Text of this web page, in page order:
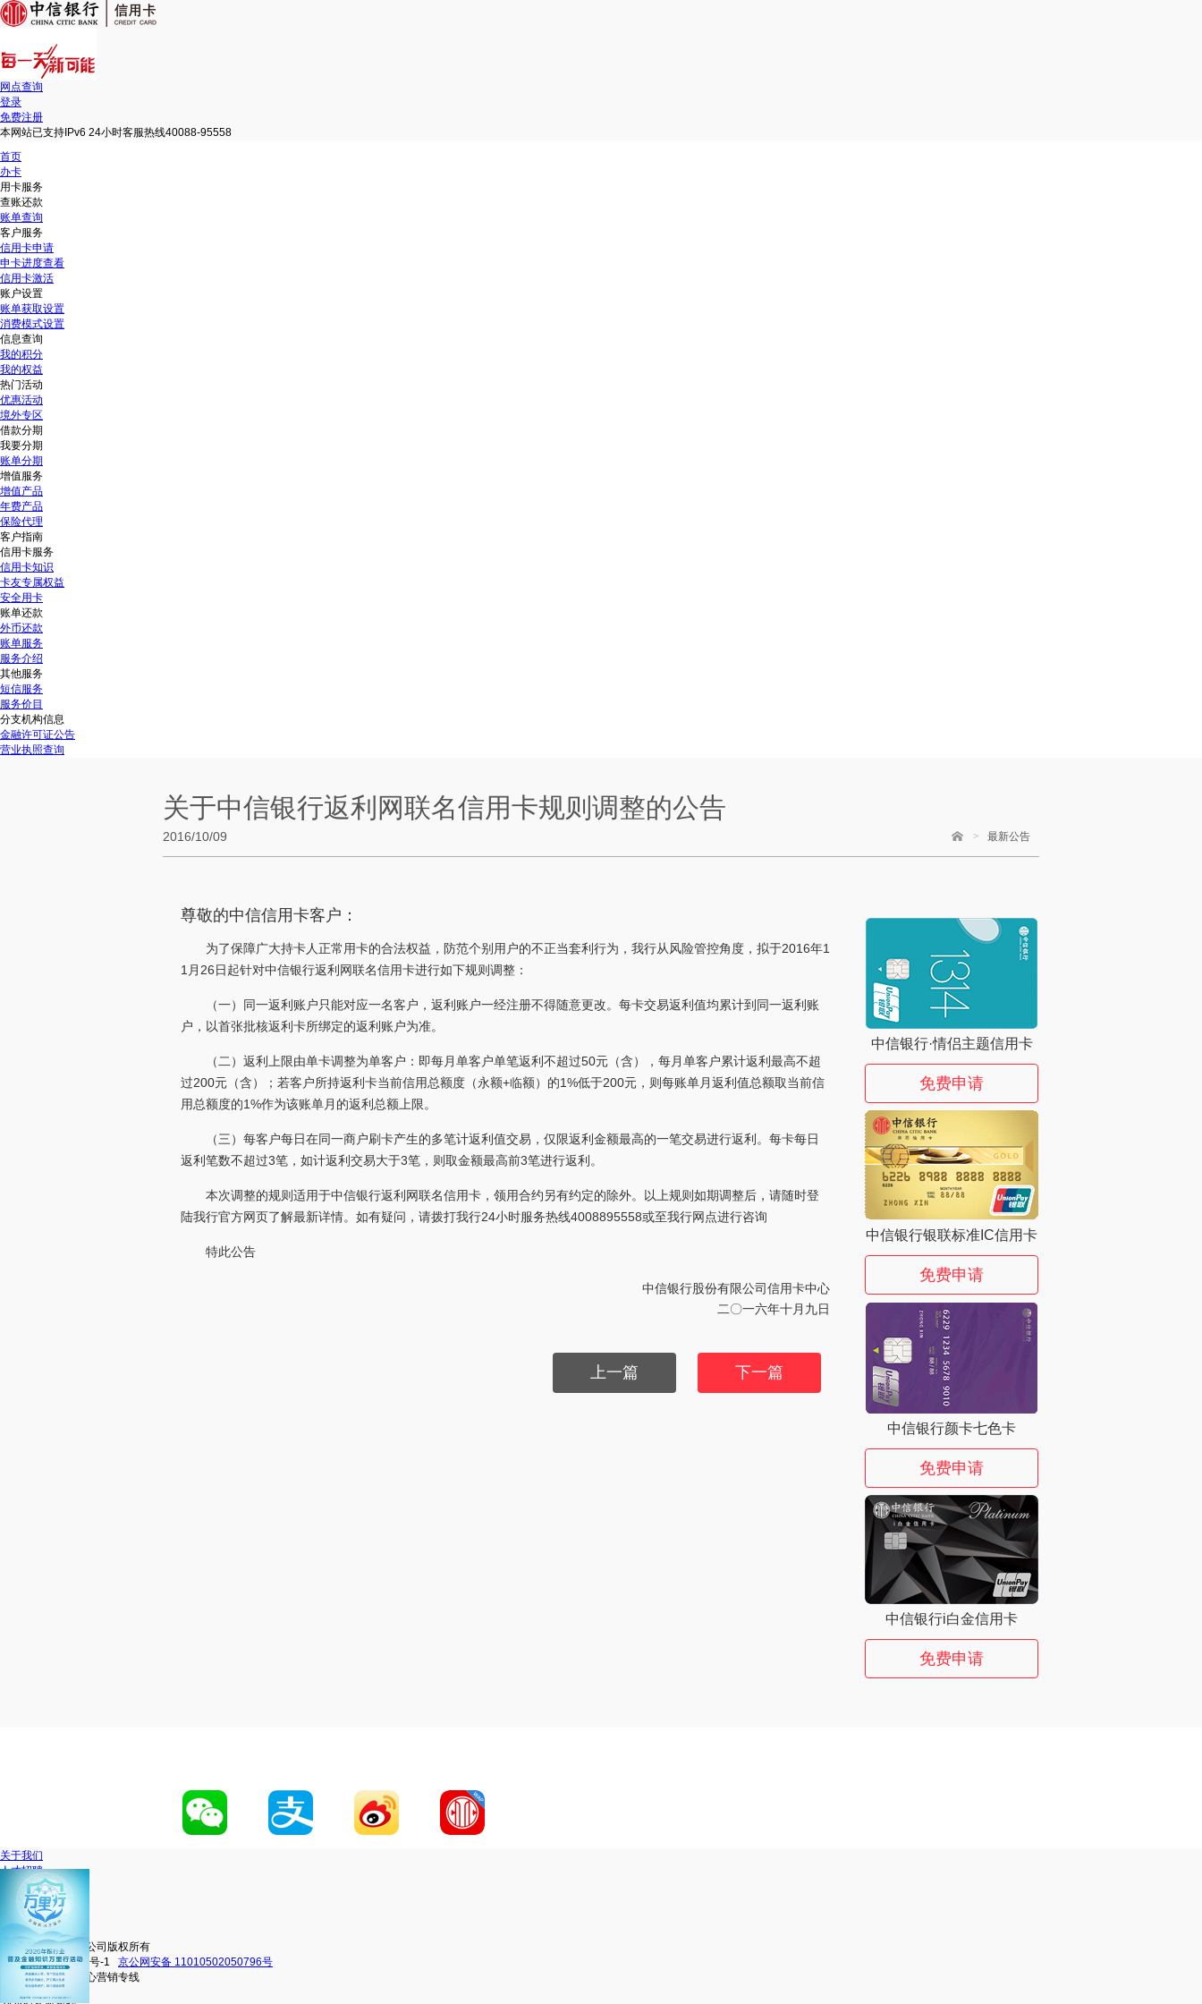
网点查询
登录
免费注册
本网站已支持IPv6 24小时客服热线40088-95558
首页
办卡
用卡服务
查账还款
账单查询
客户服务
信用卡申请
申卡进度查看
信用卡激活
账户设置
账单获取设置
消费模式设置
信息查询
我的积分
我的权益
热门活动
优惠活动
境外专区
借款分期
我要分期
账单分期
增值服务
增值产品
年费产品
保险代理
客户指南
信用卡服务
信用卡知识
卡友专属权益
安全用卡
账单还款
外币还款
账单服务
服务介绍
其他服务
短信服务
服务价目
分支机构信息
金融许可证公告
营业执照查询
关于中信银行返利网联名信用卡规则调整的公告
2016/10/09 > 最新公告
尊敬的中信信用卡客户：
为了保障广大持卡人正常用卡的合法权益，防范个别用户的不正当套利行为，我行从风险管控角度，拟于2016年1
1月26日起针对中信银行返利网联名信用卡进行如下规则调整：
（一）同一返利账户只能对应一名客户，返利账户一经注册不得随意更改。每卡交易返利值均累计到同一返利账
户，以首张批核返利卡所绑定的返利账户为准。
（二）返利上限由单卡调整为单客户：即每月单客户单笔返利不超过50元（含），每月单客户累计返利最高不超
过200元（含）；若客户所持返利卡当前信用总额度（永额+临额）的1%低于200元，则每账单月返利值总额取当前信
用总额度的1%作为该账单月的返利总额上限。
（三）每客户每日在同一商户刷卡产生的多笔计返利值交易，仅限返利金额最高的一笔交易进行返利。每卡每日
返利笔数不超过3笔，如计返利交易大于3笔，则取金额最高前3笔进行返利。
本次调整的规则适用于中信银行返利网联名信用卡，领用合约另有约定的除外。以上规则如期调整后，请随时登
陆我行官方网页了解最新详情。如有疑问，请拨打我行24小时服务热线4008895558或至我行网点进行咨询
特此公告
中信银行股份有限公司信用卡中心
二〇一六年十月九日
下一篇
上一篇
中信银行·情侣主题信用卡
免费申请
中信银行银联标准IC信用卡
免费申请
中信银行颜卡七色卡
免费申请
中信银行i白金信用卡
免费申请
关于我们
人才招聘
网站地图
联系我们
移动官网
动卡空间
中信银行股份有限公司版权所有
京ICP备16038101号-1
京公网安备 11010502050796号
中信银行信用卡中心营销专线
4000895558